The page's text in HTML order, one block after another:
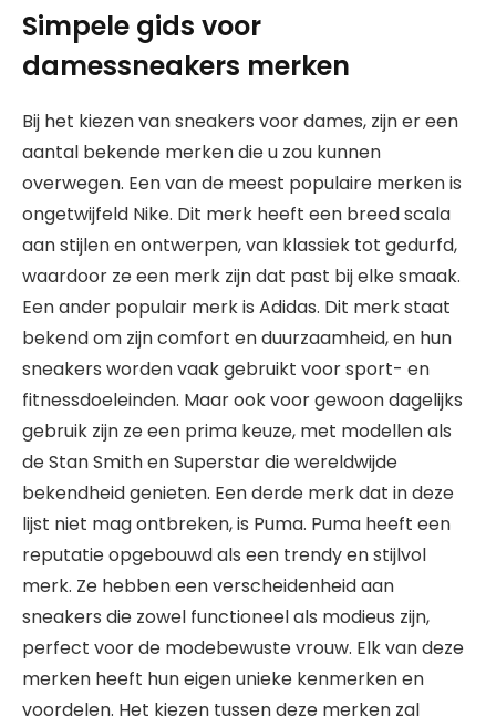
Simpele gids voor
damessneakers merken
Bij het kiezen van sneakers voor dames, zijn er een
aantal bekende merken die u zou kunnen
overwegen. Een van de meest populaire merken is
ongetwijfeld Nike. Dit merk heeft een breed scala
aan stijlen en ontwerpen, van klassiek tot gedurfd,
waardoor ze een merk zijn dat past bij elke smaak.
Een ander populair merk is Adidas. Dit merk staat
bekend om zijn comfort en duurzaamheid, en hun
sneakers worden vaak gebruikt voor sport- en
fitnessdoeleinden. Maar ook voor gewoon dagelijks
gebruik zijn ze een prima keuze, met modellen als
de Stan Smith en Superstar die wereldwijde
bekendheid genieten. Een derde merk dat in deze
lijst niet mag ontbreken, is Puma. Puma heeft een
reputatie opgebouwd als een trendy en stijlvol
merk. Ze hebben een verscheidenheid aan
sneakers die zowel functioneel als modieus zijn,
perfect voor de modebewuste vrouw. Elk van deze
merken heeft hun eigen unieke kenmerken en
voordelen. Het kiezen tussen deze merken zal